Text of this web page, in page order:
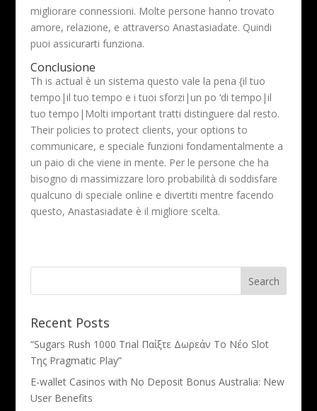
migliorare connessioni. Molte persone hanno trovato
amore, relazione, e attraverso Anastasiadate. Quindi
puoi assicurarti funziona.
Conclusione
Th is actual è un sistema questo vale la pena {il tuo
tempo|il tuo tempo e i tuoi sforzi|un po ‘di tempo|il
tuo tempo|Molti important tratti distinguere dal resto.
Their policies to protect clients, your options to
communicare, e speciale funzioni fondamentalmente a
un paio di che viene in mente. Per le persone che ha
bisogno di massimizzare loro probabilità di soddisfare
qualcuno di speciale online e divertiti mentre facendo
questo, Anastasiadate è il migliore scelta.
Recent Posts
“Sugars Rush 1000 Trial Παίξτε Δωρεάν Το Νέο Slot
Της Pragmatic Play”
E-wallet Casinos with No Deposit Bonus Australia: New
User Benefits